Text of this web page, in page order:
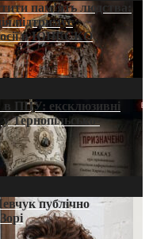
пам’ять людства:
підтримує
в ЮНЕСКО
ексклюзивні
Тернопільсько-
публічно